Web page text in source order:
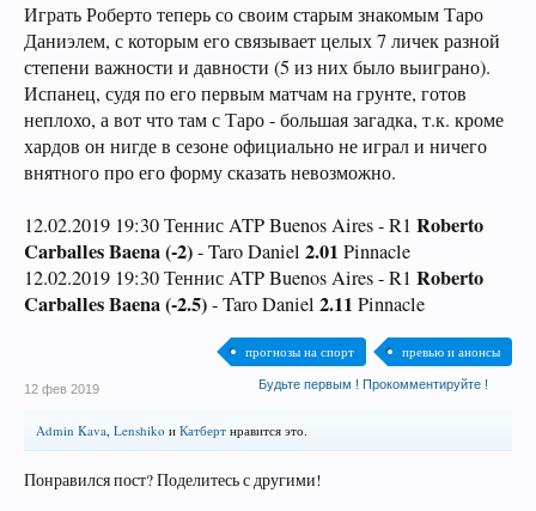
Играть Роберто теперь со своим старым знакомым Таро
Даниэлем, с которым его связывает целых 7 личек разной
степени важности и давности (5 из них было выиграно).
Испанец, судя по его первым матчам на грунте, готов
неплохо, а вот что там с Таро - большая загадка, т.к. кроме
хардов он нигде в сезоне официально не играл и ничего
внятного про его форму сказать невозможно.
12.02.2019 19:30 Теннис ATP Buenos Aires - R1 Roberto
Carballes Baena (-2)- Taro Daniel 2.01 Pinnacle
12.02.2019 19:30 Теннис ATP Buenos Aires - R1 Roberto
Carballes Baena (-2.5)- Taro Daniel 2.11 Pinnacle
прогнозы на спорт превью и анонсы
Будьте первым ! Прокомментируйте !
12 фев 2019
Admin Kava, Lenshiko и Катберт нравится это.
Понравился пост? Поделитесь с другими!